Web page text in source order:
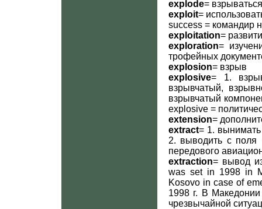
explode= взрываться
exploit=
success = командир
exploitation=
exploration=
трофейных
explosion= взрыв
explosive= 1.
взрывчатый,
взрывчатый
explosive =
extension=
extract= 1. вынимать
2. выводить с поля
передового
extraction= вывод
was set in 1998 in
Kosovo in case of
1998 г. В
чрезвычайной